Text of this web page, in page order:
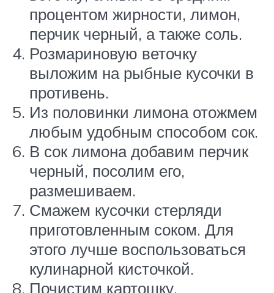
процентом жирности, лимон,
перчик черный, а также соль.
Розмариновую веточку
выложим на рыбные кусочки в
противень.
Из половинки лимона отожмем
любым удобным способом сок.
В сок лимона добавим перчик
черный, посолим его,
размешиваем.
Смажем кусочки стерляди
приготовленным соком. Для
этого лучше воспользоваться
кулинарной кисточкой.
Почистим картошку,